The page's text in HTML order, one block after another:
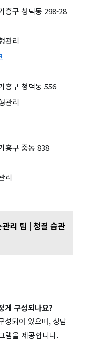
흥구 청덕동 298-28
관리
흥구 청덕동 556
관리
흥구 중동 838
리
리 팁 | 청결 습관
게 구성되나요?
성되어 있으며, 상담
램을 제공합니다.